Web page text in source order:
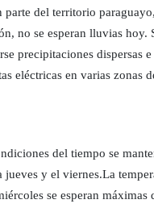
parte del territorio
no se esperan lluvias hoy.
precipitaciones dispersas
eléctricas en varias zonas
del tiempo se
jueves y el viernes.La
se esperan máximas